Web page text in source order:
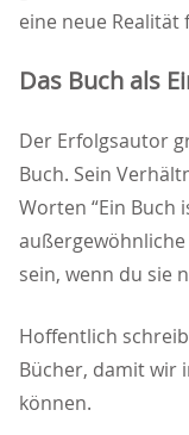
eine neue Realität
Das Buch als
Der Erfolgsautor
Buch. Sein
Worten “Ein Buch
sein, wenn du sie
Hoffentlich
Bücher, damit wir
können.